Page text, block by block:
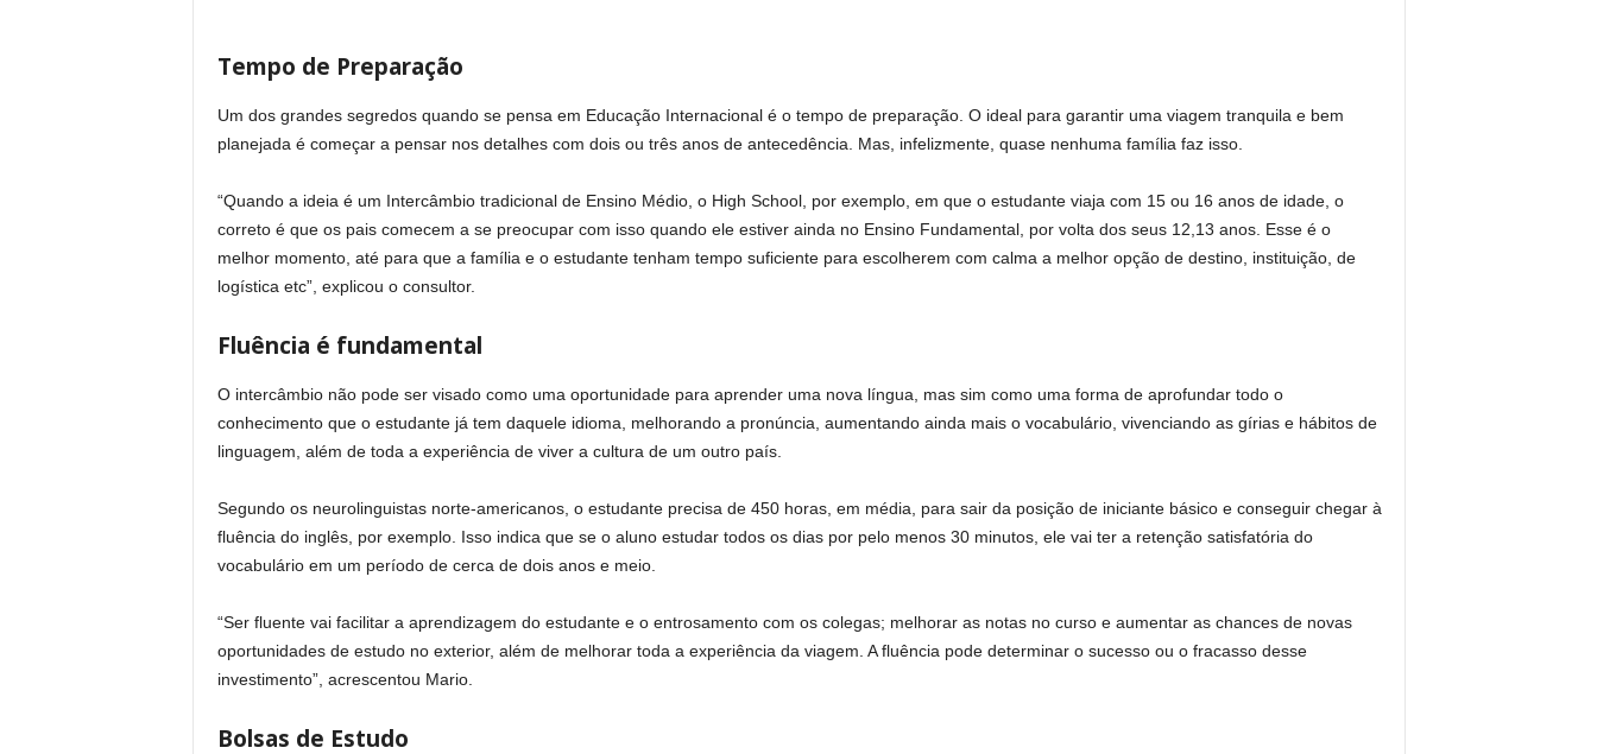
Tempo de Preparação
Um dos grandes segredos quando se pensa em Educação Internacional é o tempo de preparação. O ideal para garantir uma viagem tranquila e bem
planejada é começar a pensar nos detalhes com dois ou três anos de antecedência. Mas, infelizmente, quase nenhuma família faz isso.
“Quando a ideia é um Intercâmbio tradicional de Ensino Médio, o High School, por exemplo, em que o estudante viaja com 15 ou 16 anos de idade, o
correto é que os pais comecem a se preocupar com isso quando ele estiver ainda no Ensino Fundamental, por volta dos seus 12,13 anos. Esse é o
melhor momento, até para que a família e o estudante tenham tempo suficiente para escolherem com calma a melhor opção de destino, instituição, de
logística etc”, explicou o consultor.
Fluência é fundamental
O intercâmbio não pode ser visado como uma oportunidade para aprender uma nova língua, mas sim como uma forma de aprofundar todo o
conhecimento que o estudante já tem daquele idioma, melhorando a pronúncia, aumentando ainda mais o vocabulário, vivenciando as gírias e hábitos de
linguagem, além de toda a experiência de viver a cultura de um outro país.
Segundo os neurolinguistas norte-americanos, o estudante precisa de 450 horas, em média, para sair da posição de iniciante básico e conseguir chegar à
fluência do inglês, por exemplo. Isso indica que se o aluno estudar todos os dias por pelo menos 30 minutos, ele vai ter a retenção satisfatória do
vocabulário em um período de cerca de dois anos e meio.
“Ser fluente vai facilitar a aprendizagem do estudante e o entrosamento com os colegas; melhorar as notas no curso e aumentar as chances de novas
oportunidades de estudo no exterior, além de melhorar toda a experiência da viagem. A fluência pode determinar o sucesso ou o fracasso desse
investimento”, acrescentou Mario.
Bolsas de Estudo